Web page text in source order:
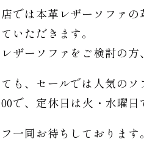
では本革レザーソファ
いただきます。
ザーソファをご検討の
も、セールでは人気の
で、定休日は火・水曜日
一同お待ちしております。